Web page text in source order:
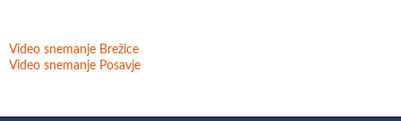
Video snemanje Brežice
Video snemanje Posavje